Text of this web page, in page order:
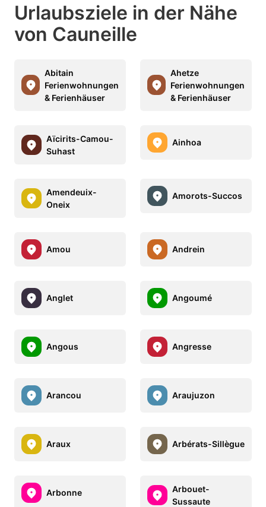
Urlaubsziele in der Nähe
von Cauneille
Abitain
Ferienwohnungen
& Ferienhäuser
Ahetze
Ferienwohnungen
& Ferienhäuser
Aïcirits-Camou-
Suhast
Ainhoa
Amendeuix-
Oneix
Amorots-Succos
Amou Andrein
Anglet Angoumé
Angous Angresse
Arancou Araujuzon
Araux Arbérats-Sillègue
Arbonne
Arbouet-
Sussaute